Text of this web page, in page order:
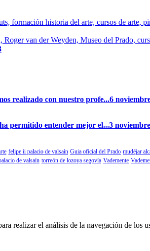
realizado con nuestro profe...6
permitido entender mejor el...3
felipe ii palacio de valsaín Guia oficial del Prado mudéjar
de valsaín torreón de lozoya segovía Vademente
realizar el análisis de la navegación de los